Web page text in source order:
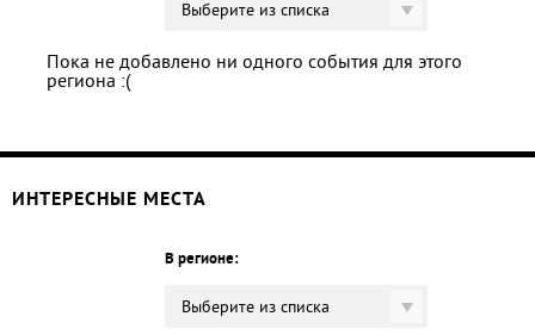
Выберите из списка
Пока не добавлено ни одного события для этого
региона :(
ИНТЕРЕСНЫЕ МЕСТА
В регионе:
Выберите из списка